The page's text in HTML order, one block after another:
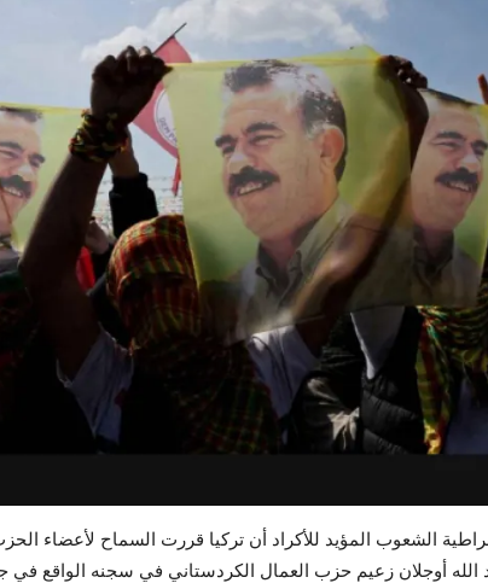
الشعوب المؤيد للأكراد أن تركيا قررت السماح لأعضاء
الله أوجلان زعيم حزب العمال الكردستاني في سجنه الواقع في